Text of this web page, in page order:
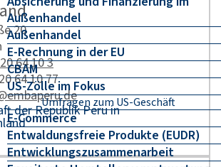
Außenhandel
Außenhandel
E-Rechnung in der EU
CBAM
US-Zölle im Fokus
Umfragen zum US-Geschäft
E-Commerce
Entwaldungsfreie Produkte (EUDR)
Entwicklungszusammenarbeit
20
64 10 3
64 10 77
der Republik Peru in